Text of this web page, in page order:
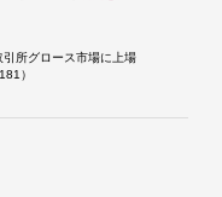
所グロース市場に上場
）